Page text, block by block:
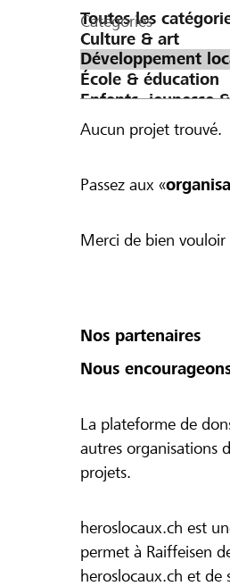
Catégories
Aucun projet trouvé.
Passez aux «
Merci de bien
Nos partenaires
Nous
La plateforme de
autres organisations
projets.
heroslocaux.ch est
permet à Raiffeisen
heroslocaux.ch et de